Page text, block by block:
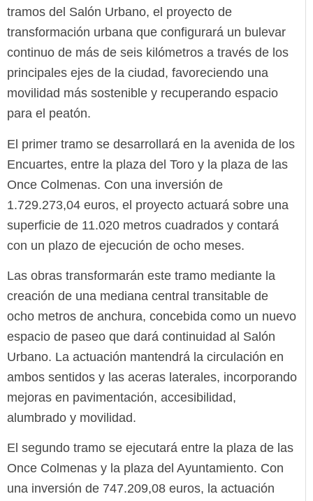
tramos del Salón Urbano, el proyecto de
transformación urbana que configurará un bulevar
continuo de más de seis kilómetros a través de los
principales ejes de la ciudad, favoreciendo una
movilidad más sostenible y recuperando espacio
para el peatón.
El primer tramo se desarrollará en la avenida de los
Encuartes, entre la plaza del Toro y la plaza de las
Once Colmenas. Con una inversión de
1.729.273,04 euros, el proyecto actuará sobre una
superficie de 11.020 metros cuadrados y contará
con un plazo de ejecución de ocho meses.
Las obras transformarán este tramo mediante la
creación de una mediana central transitable de
ocho metros de anchura, concebida como un nuevo
espacio de paseo que dará continuidad al Salón
Urbano. La actuación mantendrá la circulación en
ambos sentidos y las aceras laterales, incorporando
mejoras en pavimentación, accesibilidad,
alumbrado y movilidad.
El segundo tramo se ejecutará entre la plaza de las
Once Colmenas y la plaza del Ayuntamiento. Con
una inversión de 747.209,08 euros, la actuación